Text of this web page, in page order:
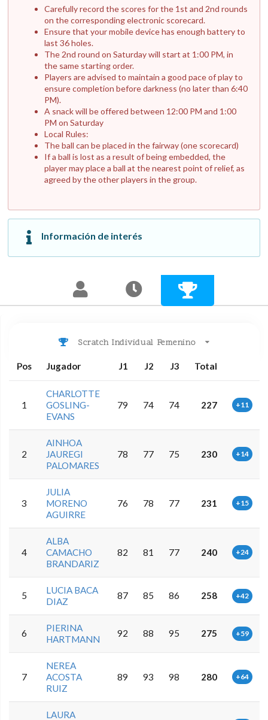
Carefully record the scores for the 1st and 2nd rounds
on the corresponding electronic scorecard.
Ensure that your mobile device has enough battery to
last 36 holes.
The 2nd round on Saturday will start at 1:00 PM, in
the same starting order.
Players are advised to maintain a good pace of play to
ensure completion before darkness (no later than 6:40
PM).
A snack will be offered between 12:00 PM and 1:00
PM on Saturday
Local Rules:
The ball can be placed in the fairway (one scorecard)
If a ball is lost as a result of being embedded, the
player may place a ball at the nearest point of relief, as
agreed by the other players in the group.
Información de interés
Scratch Individual Femenino
Pos Jugador J1 J2 J3 Total
1
CHARLOTTE
GOSLING-
EVANS
79 74 74 227 +11
2
AINHOA
JAUREGI
PALOMARES
78 77 75 230 +14
3
JULIA
MORENO
AGUIRRE
76 78 77 231 +15
4
ALBA
CAMACHO
BRANDARIZ
82 81 77 240 +24
5
LUCIA BACA
DIAZ
87 85 86 258 +42
6
PIERINA
HARTMANN
92 88 95 275 +59
7
NEREA
ACOSTA
RUIZ
89 93 98 280 +64
LAURA